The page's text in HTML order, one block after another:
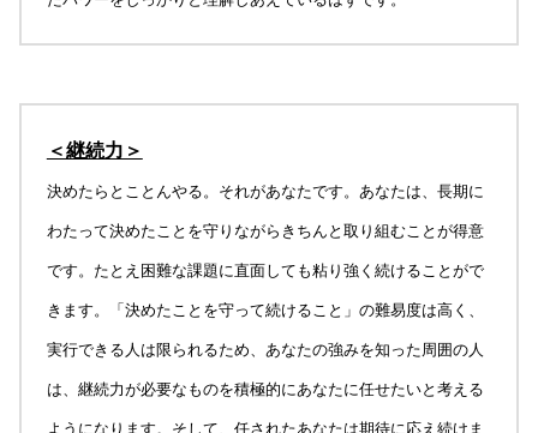
＜継続力＞
決めたらとことんやる。それがあなたです。あなたは、長期に
わたって決めたことを守りながらきちんと取り組むことが得意
です。たとえ困難な課題に直面しても粘り強く続けることがで
きます。「決めたことを守って続けること」の難易度は高く、
実行できる人は限られるため、あなたの強みを知った周囲の人
は、継続力が必要なものを積極的にあなたに任せたいと考える
ようになります。そして、任されたあなたは期待に応え続けま